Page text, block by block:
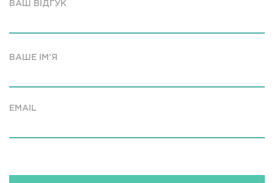
ВАШ ВІДГУК
ВАШЕ ІМ'Я
EMAIL